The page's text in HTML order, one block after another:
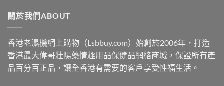
關於我們ABOUT
香港老濕機網上購物（Lsbbuy.com）始創於2006年，打造
香港最大偉哥壯陽藥情趣用品保健品網絡商城，保證所有產
品百分百正品，讓全香港有需要的客戶享受性福生活。